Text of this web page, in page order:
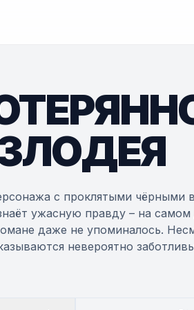
с проклятыми чёрными
ужасную правду – на самом
даже не упоминалось.
невероятно
в прошлой жизни. Решив